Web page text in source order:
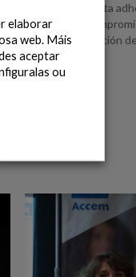
Mediante esta
oficial su
y la consecución
elaborar
web. Máis
aceptar
ou